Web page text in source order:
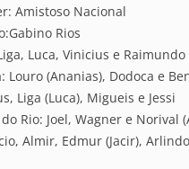
Amistoso Nacional
Rios
Luca, Vinicius e Raimundo
Louro (Ananias), Dodoca e
Liga (Luca), Migueis e Jessi
Rio: Joel, Wagner e Norival
Almir, Edmur (Jacir),